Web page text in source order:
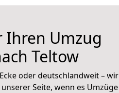
Ihren Umzug
Teltow
oder deutschlandweit – wir
Seite, wenn es Umzüge